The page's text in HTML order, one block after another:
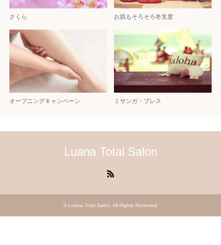
さくら お肌もそろそろ冬支度
オープニングキャンペーン ミサンガ・ブレス
Luana Total Salon
© Luana Total Salon . All Rights Reserved.